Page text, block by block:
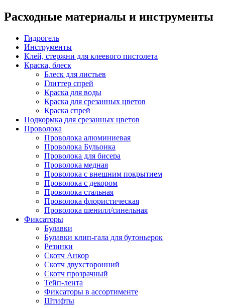
Расходные материалы и инструменты
Гидрогель
Инструменты
Клей, стержни для клеевого пистолета
Краска, блеск
Блеск для листьев
Глиттер спрей
Краска для воды
Краска для срезанных цветов
Краска спрей
Подкормка для срезанных цветов
Проволока
Проволока алюминиевая
Проволока Бульонка
Проволока для бисера
Проволока медная
Проволока с внешним покрытием
Проволока с декором
Проволока стальная
Проволока флористическая
Проволока шенилл/синельная
Фиксаторы
Булавки
Булавки клип-гала для бутоньерок
Резинки
Скотч Анкор
Скотч двухсторонний
Скотч прозрачный
Тейп-лента
Фиксаторы в ассортименте
Штифты